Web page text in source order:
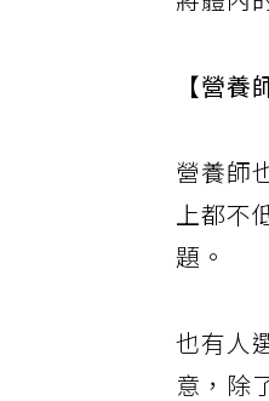
將體內
【營養
營養師
上都不
題。
也有人